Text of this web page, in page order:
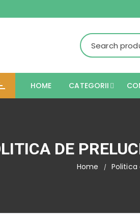
HOME CATEGORII
bere
DE
Home